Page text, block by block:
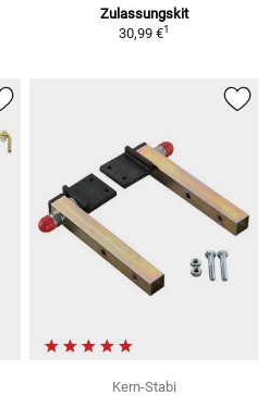
Zulassungskit
30,99 €1
Kern-Stabi